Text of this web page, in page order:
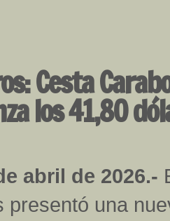
Cesta
los 41,80
abril de 2026.-
presentó una